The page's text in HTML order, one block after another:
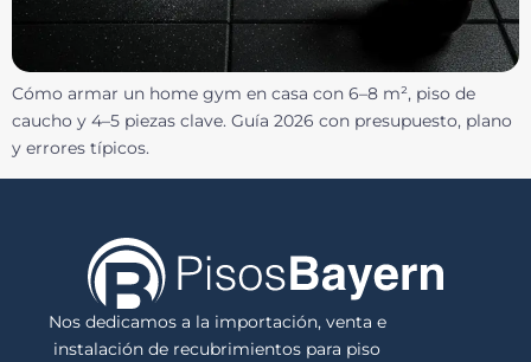
Cómo armar un home gym en casa con 6–8 m², piso de
caucho y 4–5 piezas clave. Guía 2026 con presupuesto, plano
y errores típicos.
Nos dedicamos a la importación, venta e
instalación de recubrimientos para piso